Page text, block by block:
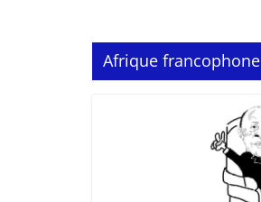
Afrique francophone